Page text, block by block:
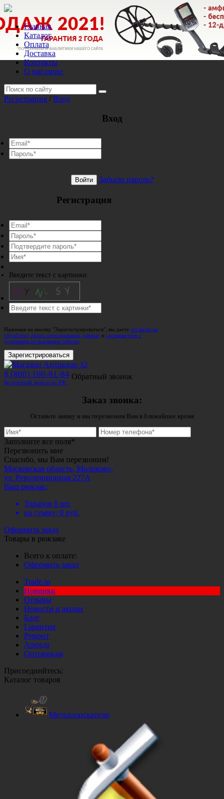
Главная
Каталог
Оплата
Доставка
Контакты
О магазине
Регистрация / Вход
Вход
Войти Забыли пароль?
Регистрация
Введите текст с картинки:
Нажимая на кнопку "Зарегистрироваться", вы даете согласие на
обработку своих персональных данных и соглашаетесь с
условиями пользования сайтом
Зарегистрироваться
8 (800) 100-81-84
Бесплатный звонок по РФ.
Обратный звонок
Заказ звонка:
Оставьте заявку и мы перезвоним Вам в ближайшее время
Заполните все поля*
Перезвонить мне
Спасибо, мы Вам перезвоним!
Московская область, Молоково,
ул. Революционная 227А
Ваш рюкзак:
Товаров 0 шт.
на сумму: 0 руб.
Оформить заказ
Товары в рюкзаке
Всего к оплате:
Оформить заказ
Trade-in
Новинки
Отзывы
Новости и акции
Блог
Гарантия
Ремонт
Аренда
Оптовикам
Присоединйтесь:
Каталог товаров
Металлоискатели